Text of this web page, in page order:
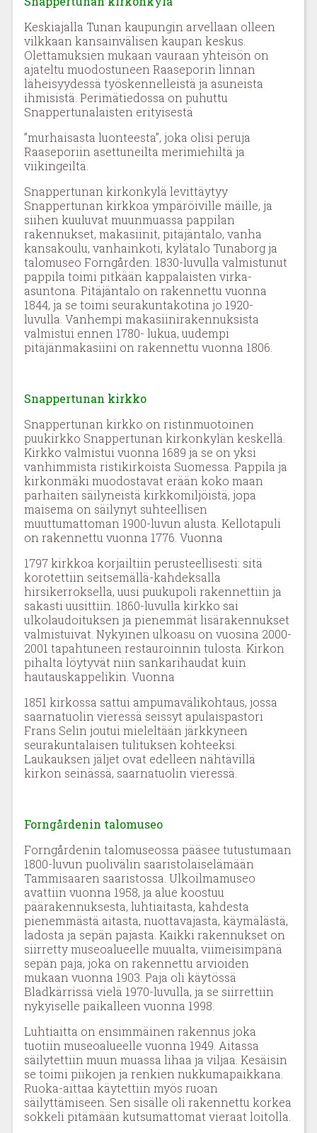
Keskiajalla Tunan kaupungin arvellaan olleen
vilkkaan kansainvälisen kaupan keskus.
Olettamuksien mukaan vauraan yhteisön on
ajateltu muodostuneen Raaseporin linnan
läheisyydessä työskennelleistä ja asuneista
ihmisistä. Perimätiedossa on puhuttu
Snappertunalaisten erityisestä
”murhaisasta luonteesta”, joka olisi peruja
Raaseporiin asettuneilta merimiehiltä ja
viikingeiltä.
Snappertunan kirkonkylä levittäytyy
Snappertunan kirkkoa ympäröiville mäille, ja
siihen kuuluvat muunmuassa pappilan
rakennukset, makasiinit, pitäjäntalo, vanha
kansakoulu, vanhainkoti, kylätalo Tunaborg ja
talomuseo Forngården. 1830-luvulla valmistunut
pappila toimi pitkään kappalaisten virka-
asuntona. Pitäjäntalo on rakennettu vuonna
1844, ja se toimi seurakuntakotina jo 1920-
luvulla. Vanhempi makasiinirakennuksista
valmistui ennen 1780- lukua, uudempi
pitäjänmakasiini on rakennettu vuonna 1806.
Snappertunan kirkko
Snappertunan kirkko on ristinmuotoinen
puukirkko Snappertunan kirkonkylän keskellä.
Kirkko valmistui vuonna 1689 ja se on yksi
vanhimmista ristikirkoista Suomessa. Pappila ja
kirkonmäki muodostavat erään koko maan
parhaiten säilyneistä kirkkomiljöistä, jopa
maisema on säilynyt suhteellisen
muuttumattoman 1900-luvun alusta. Kellotapuli
on rakennettu vuonna 1776. Vuonna
1797 kirkkoa korjailtiin perusteellisesti: sitä
korotettiin seitsemällä-kahdeksalla
hirsikerroksella, uusi puukupoli rakennettiin ja
sakasti uusittiin. 1860-luvulla kirkko sai
ulkolaudoituksen ja pienemmät lisärakennukset
valmistuivat. Nykyinen ulkoasu on vuosina 2000-
2001 tapahtuneen restauroinnin tulosta. Kirkon
pihalta löytyvät niin sankarihaudat kuin
hautauskappelikin. Vuonna
1851 kirkossa sattui ampumavälikohtaus, jossa
saarnatuolin vieressä seissyt apulaispastori
Frans Selin joutui mieleltään järkkyneen
seurakuntalaisen tulituksen kohteeksi.
Laukauksen jäljet ovat edelleen nähtävillä
kirkon seinässä, saarnatuolin vieressä.
Forngårdenin talomuseo
Forngårdenin talomuseossa pääsee tutustumaan
1800-luvun puolivälin saaristolaiselämään
Tammisaaren saaristossa. Ulkoilmamuseo
avattiin vuonna 1958, ja alue koostuu
päärakennuksesta, luhtiaitasta, kahdesta
pienemmästä aitasta, nuottavajasta, käymälästä,
ladosta ja sepän pajasta. Kaikki rakennukset on
siirretty museoalueelle muualta, viimeisimpänä
sepän paja, joka on rakennettu arvioiden
mukaan vuonna 1903. Paja oli käytössä
Bladkärrissä vielä 1970-luvulla, ja se siirrettiin
nykyiselle paikalleen vuonna 1998.
Luhtiaitta on ensimmäinen rakennus joka
tuotiin museoalueelle vuonna 1949. Aitassa
säilytettiin muun muassa lihaa ja viljaa. Kesäisin
se toimi piikojen ja renkien nukkumapaikkana.
Ruoka-aittaa käytettiin myös ruoan
säilyttämiseen. Sen sisälle oli rakennettu korkea
sokkeli pitämään kutsumattomat vieraat loitolla.